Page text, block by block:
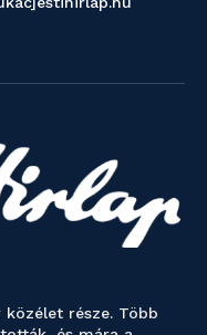
része. Több